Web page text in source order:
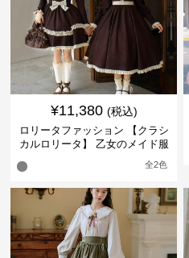
¥11,380 (税込)
ロリータファッション 【クラシ
カルロリータ】 乙女のメイド服
全2色